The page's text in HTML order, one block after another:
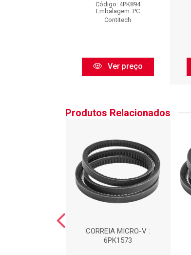
Código: 4PK894
Embalagem: PC
Contitech
Ver preço
Produtos Relacionados
CORREIA MICRO-V :
6PK1573